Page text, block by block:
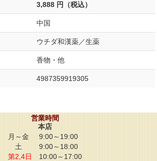
3,888 円（税込）
中国
ウチダ和漢薬／生薬
香物・他
4987359919305
営業時間
本店
月～金
9:00～19:00
土
9:00～18:00
第2,4日 10:00～17:00